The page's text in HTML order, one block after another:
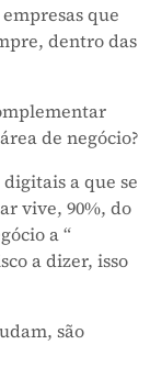
que
dentro das
de negócio?
a que se
vive, 90%, do
a “
a dizer, isso
são